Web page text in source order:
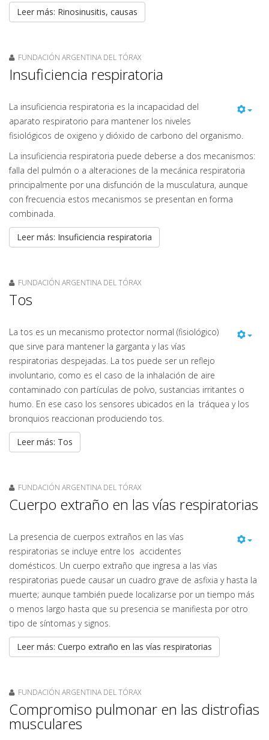
Leer más: Rinosinusitis, causas
FUNDACIÓN ARGENTINA DEL TÓRAX
Insuficiencia respiratoria
La insuficiencia respiratoria es la incapacidad del
aparato respiratorio para mantener los niveles
fisiológicos de oxigeno y dióxido de carbono del organismo.
La insuficiencia respiratoria puede deberse a dos mecanismos:
falla del pulmón o a alteraciones de la mecánica respiratoria
principalmente por una disfunción de la musculatura, aunque
con frecuencia estos mecanismos se presentan en forma
combinada.
Leer más: Insuficiencia respiratoria
FUNDACIÓN ARGENTINA DEL TÓRAX
Tos
La tos es un mecanismo protector normal (fisiológico)
que sirve para mantener la garganta y las vías
respiratorias despejadas. La tos puede ser un reflejo
involuntario, como es el caso de la inhalación de aire
contaminado con partículas de polvo, sustancias irritantes o
humo. En ese caso los sensores ubicados en la tráquea y los
bronquios reaccionan produciendo tos.
Leer más: Tos
FUNDACIÓN ARGENTINA DEL TÓRAX
Cuerpo extraño en las vías respiratorias
La presencia de cuerpos extraños en las vías
respiratorias se incluye entre los accidentes
domésticos. Un cuerpo extraño que ingresa a las vías
respiratorias puede causar un cuadro grave de asfixia y hasta la
muerte; aunque también puede localizarse por un tiempo más
o menos largo hasta que su presencia se manifiesta por otro
tipo de síntomas y signos.
Leer más: Cuerpo extraño en las vías respiratorias
FUNDACIÓN ARGENTINA DEL TÓRAX
Compromiso pulmonar en las distrofias
musculares